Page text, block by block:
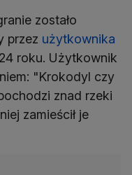
zostało
przez użytkownika
roku. Użytkownik
"Krokodyl czy
znad rzeki
zamieścił je